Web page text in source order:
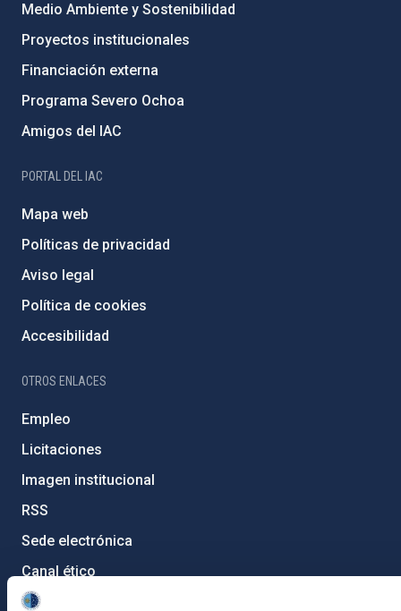
Medio Ambiente y Sostenibilidad
Proyectos institucionales
Financiación externa
Programa Severo Ochoa
Amigos del IAC
PORTAL DEL IAC
Mapa web
Políticas de privacidad
Aviso legal
Política de cookies
Accesibilidad
OTROS ENLACES
Empleo
Licitaciones
Imagen institucional
RSS
Sede electrónica
Canal ético
Condolencias Francisco Sánchez